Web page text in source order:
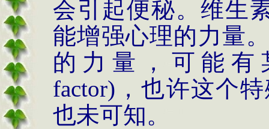
会引起便秘。维生
能增强心理的力量
的力量，可能
factor)，也许这个
也未可知。